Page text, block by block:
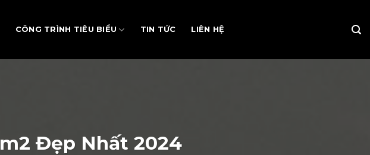
CÔNG TRÌNH TIÊU BIỂU TIN TỨC LIÊN HỆ
Đẹp Nhất 2024